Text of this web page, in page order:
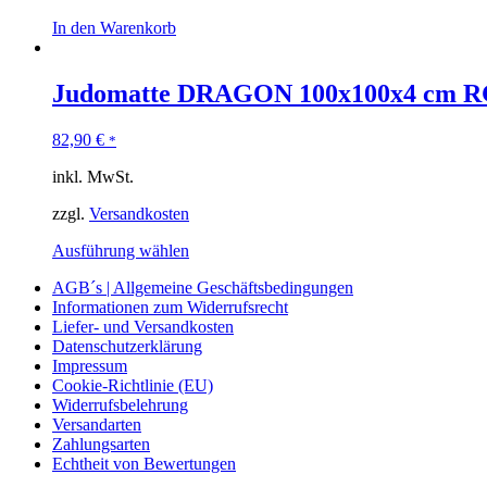
In den Warenkorb
Judomatte DRAGON 100x100x4 cm
82,90 € *
inkl. MwSt.
zzgl. Versandkosten
Ausführung wählen
AGB´s | Allgemeine Geschäftsbedingungen
Informationen zum Widerrufsrecht
Liefer- und Versandkosten
Datenschutzerklärung
Impressum
Cookie-Richtlinie (EU)
Widerrufsbelehrung
Versandarten
Zahlungsarten
Echtheit von Bewertungen